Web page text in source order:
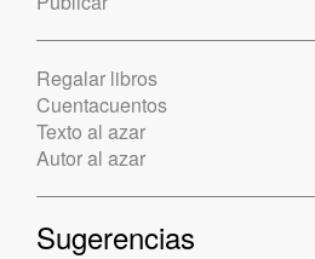
Regalar libros
Cuentacuentos
Texto al azar
Autor al azar
Sugerencias